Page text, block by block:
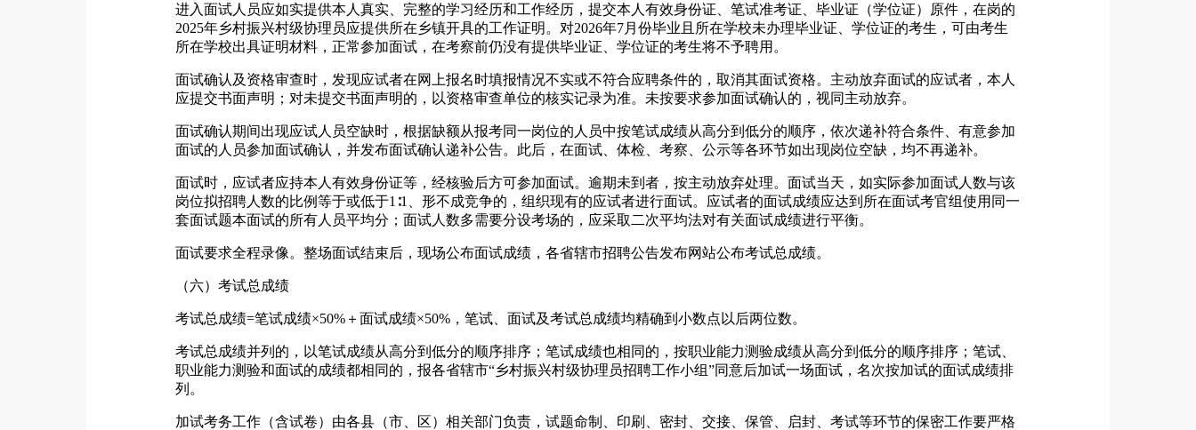
进入面试人员应如实提供本人真实、完整的学习经历和工作经历，提交本人有效身份证、笔试准考证、毕业证（学位证）原件，在岗的
2025年乡村振兴村级协理员应提供所在乡镇开具的工作证明。对2026年7月份毕业且所在学校未办理毕业证、学位证的考生，可由考生
所在学校出具证明材料，正常参加面试，在考察前仍没有提供毕业证、学位证的考生将不予聘用。
面试确认及资格审查时，发现应试者在网上报名时填报情况不实或不符合应聘条件的，取消其面试资格。主动放弃面试的应试者，本人
应提交书面声明；对未提交书面声明的，以资格审查单位的核实记录为准。未按要求参加面试确认的，视同主动放弃。
面试确认期间出现应试人员空缺时，根据缺额从报考同一岗位的人员中按笔试成绩从高分到低分的顺序，依次递补符合条件、有意参加
面试的人员参加面试确认，并发布面试确认递补公告。此后，在面试、体检、考察、公示等各环节如出现岗位空缺，均不再递补。
面试时，应试者应持本人有效身份证等，经核验后方可参加面试。逾期未到者，按主动放弃处理。面试当天，如实际参加面试人数与该
岗位拟招聘人数的比例等于或低于1∶1、形不成竞争的，组织现有的应试者进行面试。应试者的面试成绩应达到所在面试考官组使用同一
套面试题本面试的所有人员平均分；面试人数多需要分设考场的，应采取二次平均法对有关面试成绩进行平衡。
面试要求全程录像。整场面试结束后，现场公布面试成绩，各省辖市招聘公告发布网站公布考试总成绩。
（六）考试总成绩
考试总成绩=笔试成绩×50%＋面试成绩×50%，笔试、面试及考试总成绩均精确到小数点以后两位数。
考试总成绩并列的，以笔试成绩从高分到低分的顺序排序；笔试成绩也相同的，按职业能力测验成绩从高分到低分的顺序排序；笔试、
职业能力测验和面试的成绩都相同的，报各省辖市“乡村振兴村级协理员招聘工作小组”同意后加试一场面试，名次按加试的面试成绩排
列。
加试考务工作（含试卷）由各县（市、区）相关部门负责，试题命制、印刷、密封、交接、保管、启封、考试等环节的保密工作要严格